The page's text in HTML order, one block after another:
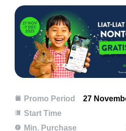
Promo Period
27
Start Time
Min. Purchase